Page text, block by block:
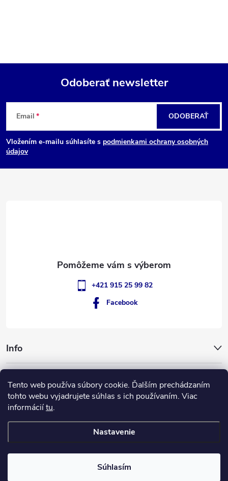
Tento web používa súbory cookie. Ďalším prechádzaním
tohto webu vyjadrujete súhlas s ich používaním. Viac
informáciítu.
Nastavenie
Súhlasím
Z
á
p
Odoberať newsletter
Email
Vložením e-mailu súhlasíte s podmienkami ochrany osobných
údajov
ODOBERAŤ
Info
+421 915 25 99 82
Facebook
Copyright 2026GIGANT Slovakia. Všetky práva vyhradené.